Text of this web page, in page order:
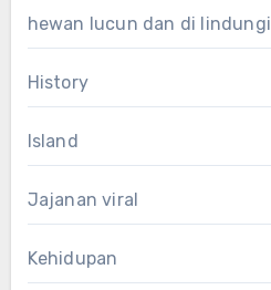
hewan lucun dan di lindungi
History
Island
Jajanan viral
Kehidupan